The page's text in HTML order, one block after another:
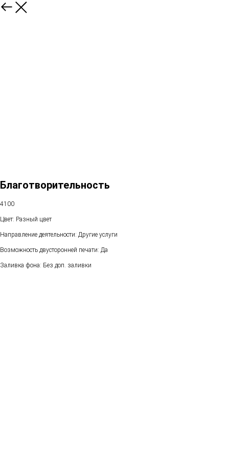
Благотворительность
4100
Цвет: Разный цвет
Направление деятельности: Другие услуги
Возможность двусторонней печати: Да
Заливка фона: Без доп. заливки